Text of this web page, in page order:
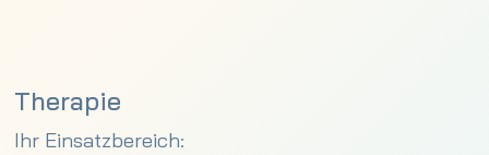
Therapie
Ihr Einsatzbereich: